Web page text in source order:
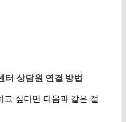
터 상담원 연결 방법
고 싶다면 다음과 같은 절